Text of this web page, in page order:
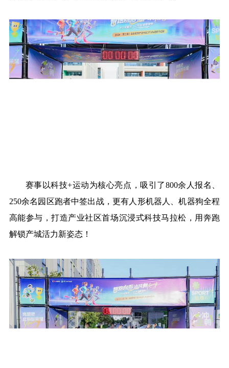
赛事以科技+运动为核心亮点，吸引了800余人报名、
250余名园区跑者中签出战，更有人形机器人、机器狗全程
高能参与，打造产业社区首场沉浸式科技马拉松，用奔跑
解锁产城活力新姿态！